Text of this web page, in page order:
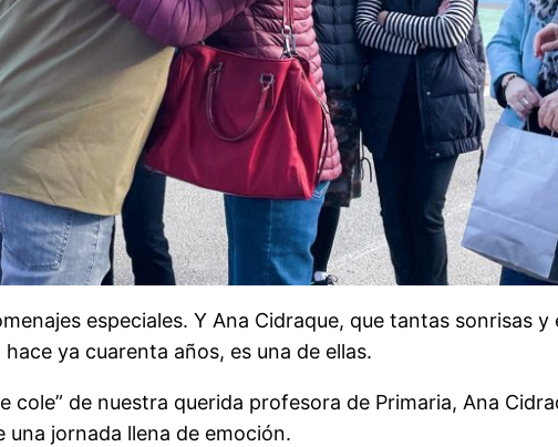
especiales. Y Ana Cidraque, que tantas sonrisas
ya cuarenta años, es una de ellas.
cole” de nuestra querida profesora de Primaria, Ana
jornada llena de emoción.